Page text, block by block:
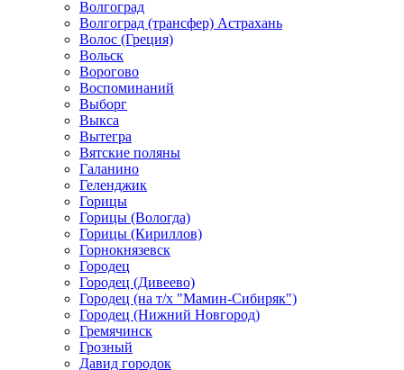
Волгоград
Волгоград (трансфер) Астрахань
Волос (Греция)
Вольск
Ворогово
Воспоминаний
Выборг
Выкса
Вытегра
Вятские поляны
Галанино
Геленджик
Горицы
Горицы (Вологда)
Горицы (Кириллов)
Горнокнязевск
Городец
Городец (Дивеево)
Городец (на т/х "Мамин-Сибиряк")
Городец (Нижний Новгород)
Гремячинск
Грозный
Давид городок